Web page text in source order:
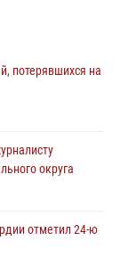
потерявшихся на
округа
отметил 24-ю